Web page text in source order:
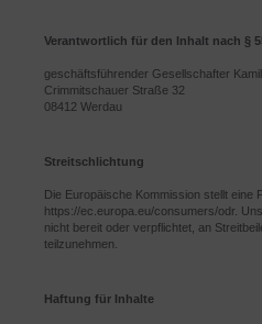
Verantwortlich für den Inhalt nach §
geschäftsführender Gesellschafter
Crimmitschauer Straße 32
08412 Werdau
Streitschlichtung
Die Europäische Kommission stellt eine
https://ec.europa.eu/consumers/odr.
nicht bereit oder verpflichtet, an
teilzunehmen.
Haftung für Inhalte